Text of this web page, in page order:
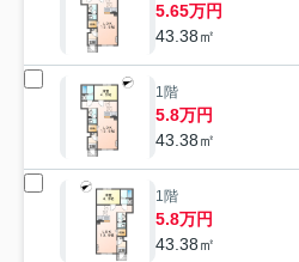
5.65万円
43.38㎡
1階
5.8万円
43.38㎡
1階
5.8万円
43.38㎡